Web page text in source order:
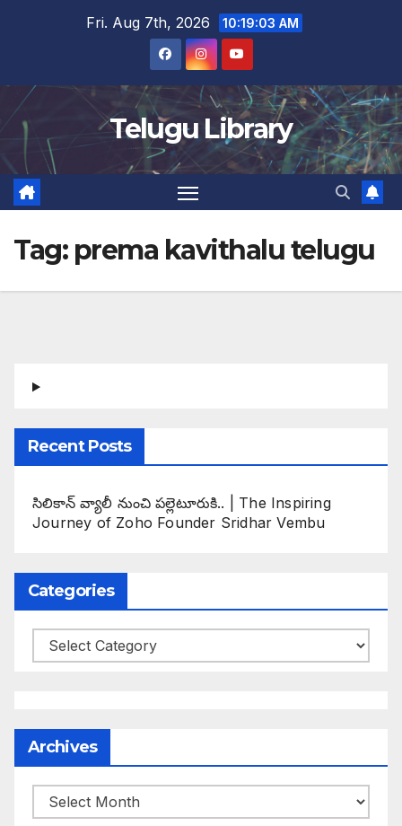
Fri. Aug 7th, 2026 10:19:03 AM
Telugu Library
Tag: prema kavithalu telugu
Recent Posts
సిలికాన్ వ్యాలీ నుంచి పల్లెటూరుకి.. | The Inspiring
Journey of Zoho Founder Sridhar Vembu
Categories
Categories
Archives
Archives